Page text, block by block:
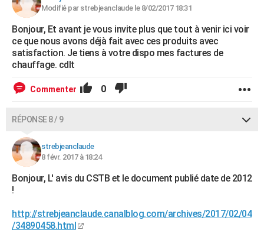
Modifié par strebjeanclaude le 8/02/2017 18:31
Bonjour, Et avant je vous invite plus que tout à venir ici voir
ce que nous avons déjà fait avec ces produits avec
satisfaction. Je tiens à votre dispo mes factures de
chauffage. cdlt
Commenter 0
RÉPONSE 8 / 9
strebjeanclaude
8 févr. 2017 à 18:24
Bonjour, L' avis du CSTB et le document publié date de 2012
!
http://strebjeanclaude.canalblog.com/archives/2017/02/04
/34890458.html